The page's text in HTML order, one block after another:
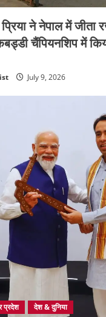
ने नेपाल में
चैंपियनशिप में
July 9, 2026
प्रदेश देश & दुनिया